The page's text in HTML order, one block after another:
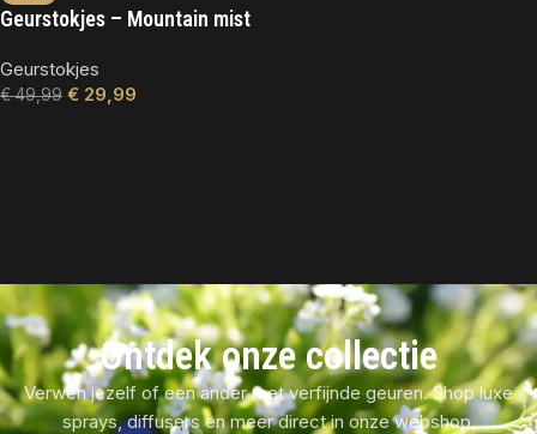
Geurstokjes – Mountain mist
Geurstokjes
€49,99 € 29,99
Ontdek onze collectie
Verwen jezelf of een ander met verfijnde geuren. Shop luxe
sprays, diffusers en meer direct in onze webshop.